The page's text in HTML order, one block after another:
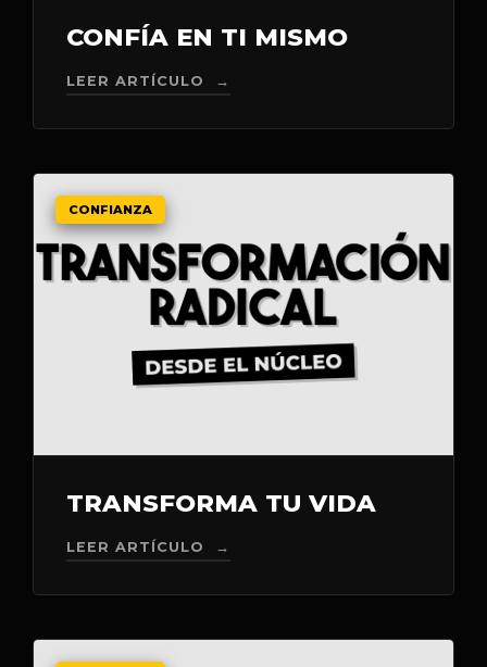
CONFÍA EN TI MISMO
LEER ARTÍCULO →
CONFIANZA
TRANSFORMA TU VIDA
LEER ARTÍCULO →